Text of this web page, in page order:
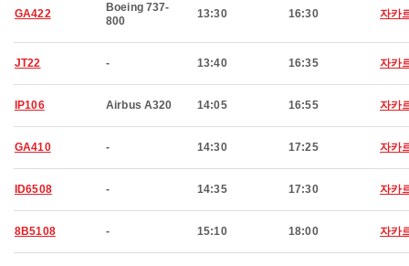
GA422
Boeing 737-
800
13:30 16:30 자카
JT22 - 13:40 16:35 자카
IP106 Airbus A320 14:05 16:55 자카
GA410 - 14:30 17:25 자카
ID6508 - 14:35 17:30 자카
8B5108 - 15:10 18:00 자카